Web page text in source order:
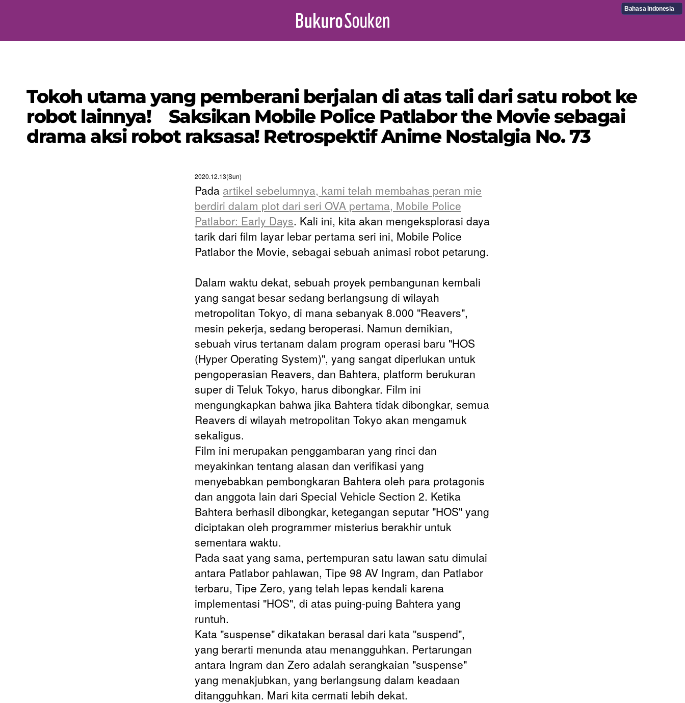
Bahasa Indonesia
Tokoh utama yang pemberani berjalan di atas tali dari satu robot ke
robot lainnya! Saksikan Mobile Police Patlabor the Movie sebagai
drama aksi robot raksasa! Retrospektif Anime Nostalgia No. 73
2020.12.13(Sun)
Pada artikel sebelumnya, kami telah membahas peran mie
berdiri dalam plot dari seri OVA pertama, Mobile Police
Patlabor: Early Days. Kali ini, kita akan mengeksplorasi daya
tarik dari film layar lebar pertama seri ini, Mobile Police
Patlabor the Movie, sebagai sebuah animasi robot petarung.
Dalam waktu dekat, sebuah proyek pembangunan kembali
yang sangat besar sedang berlangsung di wilayah
metropolitan Tokyo, di mana sebanyak 8.000 "Reavers",
mesin pekerja, sedang beroperasi. Namun demikian,
sebuah virus tertanam dalam program operasi baru "HOS
(Hyper Operating System)", yang sangat diperlukan untuk
pengoperasian Reavers, dan Bahtera, platform berukuran
super di Teluk Tokyo, harus dibongkar. Film ini
mengungkapkan bahwa jika Bahtera tidak dibongkar, semua
Reavers di wilayah metropolitan Tokyo akan mengamuk
sekaligus.
Film ini merupakan penggambaran yang rinci dan
meyakinkan tentang alasan dan verifikasi yang
menyebabkan pembongkaran Bahtera oleh para protagonis
dan anggota lain dari Special Vehicle Section 2. Ketika
Bahtera berhasil dibongkar, ketegangan seputar "HOS" yang
diciptakan oleh programmer misterius berakhir untuk
sementara waktu.
Pada saat yang sama, pertempuran satu lawan satu dimulai
antara Patlabor pahlawan, Tipe 98 AV Ingram, dan Patlabor
terbaru, Tipe Zero, yang telah lepas kendali karena
implementasi "HOS", di atas puing-puing Bahtera yang
runtuh.
Kata "suspense" dikatakan berasal dari kata "suspend",
yang berarti menunda atau menangguhkan. Pertarungan
antara Ingram dan Zero adalah serangkaian "suspense"
yang menakjubkan, yang berlangsung dalam keadaan
ditangguhkan. Mari kita cermati lebih dekat.